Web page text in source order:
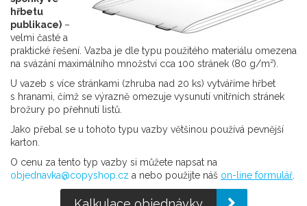
hřbetu
publikace) –
velmi časté a
praktické řešení. Vazba je dle typu použitého materiálu omezena
na svázání maximálního množství cca 100 stránek (80 g/m²).
U vazeb s více stránkami (zhruba nad 20 ks) vytváříme hřbet
s hranami, čímž se výrazně omezuje vysunutí vnitřních stránek
brožury po přehnutí listů.
Jako přebal se u tohoto typu vazby většinou používá pevnější
karton.
O cenu za tento typ vazby si můžete napsat na
objednavka@copyshop.cz a nebo použijte náš on-line formulář